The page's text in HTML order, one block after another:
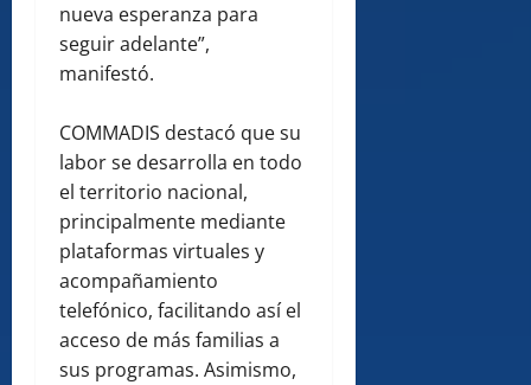
nueva esperanza para
seguir adelante”,
manifestó.
COMMADIS destacó que su
labor se desarrolla en todo
el territorio nacional,
principalmente mediante
plataformas virtuales y
acompañamiento
telefónico, facilitando así el
acceso de más familias a
sus programas. Asimismo,